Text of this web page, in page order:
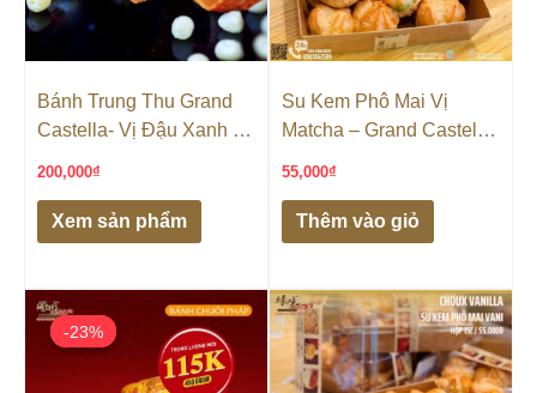
Bánh Trung Thu Grand
Castella- Vị Đậu Xanh 2
200,000₫
Xem sản phẩm
Su Kem Phô Mai Vị
Matcha – Grand Castella
55,000₫
Thêm vào giỏ
-23%
-23%
gốc
là:
115,000₫.
hiện
tại
là:
88,000₫.